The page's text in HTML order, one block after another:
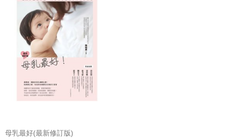
母乳最好(最新修訂版)